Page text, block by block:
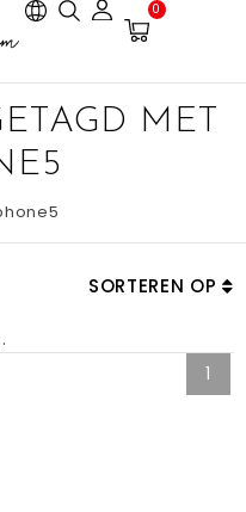
0
MET
SORTEREN OP
1